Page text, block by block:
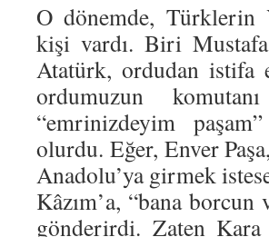
O dönemde, Türklerin
kişi vardı. Biri
Atatürk, ordudan
ordumuzun
“emrinizdeyim
olurdu. Eğer, Enver
Anadolu’ya girmek
Kâzım’a, “bana
gönderirdi. Zaten Kara